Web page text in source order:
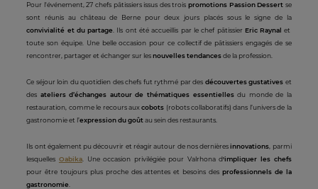
Pour l'événement, 27 chefs pâtissiers issus des trois promotions Passion Dessert se
sont réunis au château de Berne pour deux jours placés sous le signe de la
convivialité et du partage . Ils ont été accueillis par le chef pâtissier Eric Raynalet
toute son équipe. Une belle occasion pour ce collectif de pâtissiers engagés de se
rencontrer, partager et échanger sur lesnouvelles tendancesde la profession.
Ce séjour loin du quotidien des chefs fut rythmé par des découvertes gustatives et
des ateliers d’échanges autour de thématiques essentiellesdu monde de la
restauration, comme le recours auxcobots (robots collaboratifs) dans l’univers de la
gastronomie et l’expression du goûtau sein des restaurants.
Ils ont également pu découvrir et réagir autour de nos dernièresinnovations , parmi
lesquelles Oabika. Une occasion privilégiée pour Valrhona d'impliquer les chefs
pour être toujours plus proche des attentes et besoins des professionnels de la
gastronomie